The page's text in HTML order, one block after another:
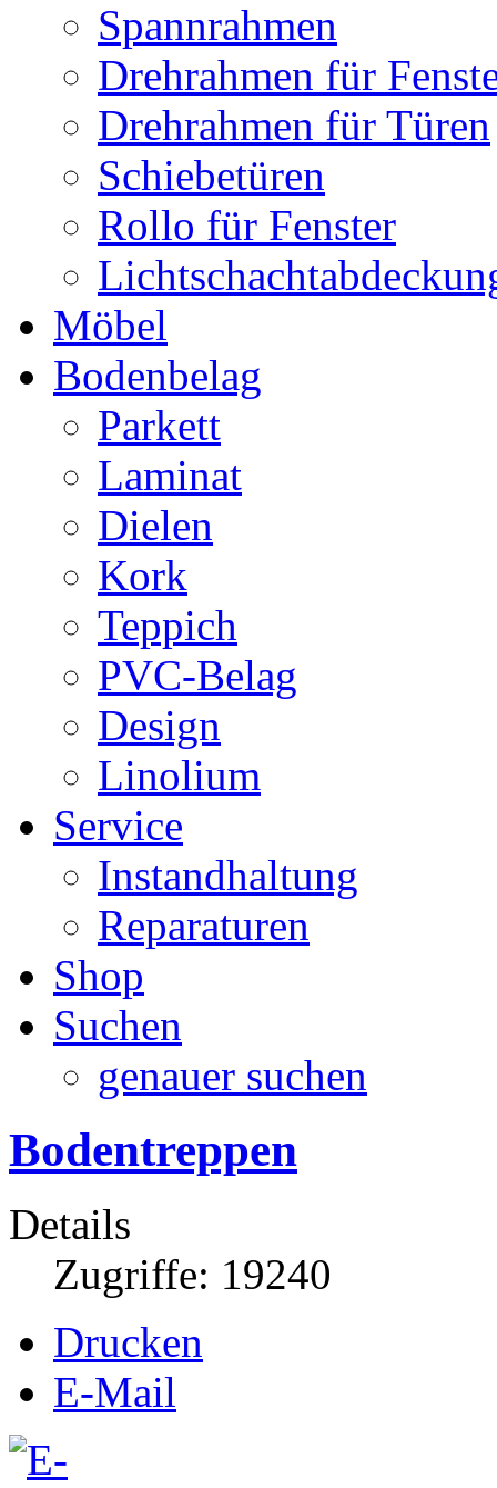
Spannrahmen
Drehrahmen für
Drehrahmen für Türen
Schiebetüren
Rollo für Fenster
Möbel
Bodenbelag
Parkett
Laminat
Dielen
Kork
Teppich
PVC-Belag
Design
Linolium
Service
Instandhaltung
Reparaturen
Shop
Suchen
genauer suchen
Bodentreppen
Details
Zugriffe: 19240
Drucken
E-Mail